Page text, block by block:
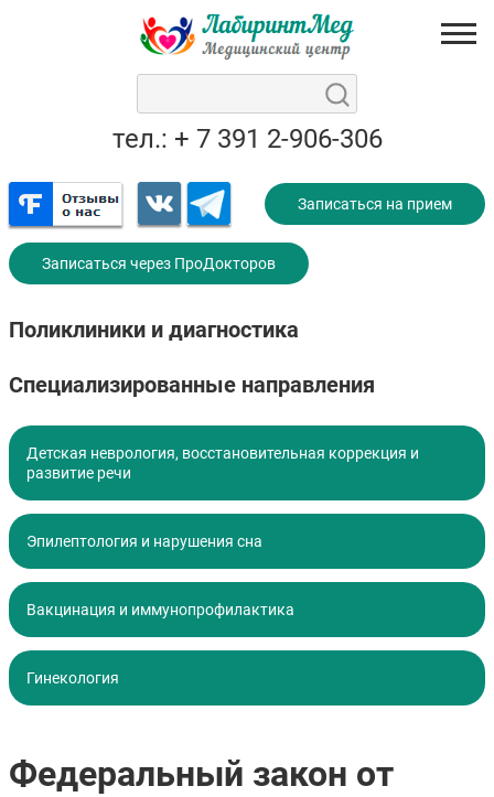
тел.: + 7 391 2-906-306
Записаться на прием
Записаться через ПроДокторов
Поликлиники и диагностика
Специализированные направления
Детская неврология, восстановительная коррекция и
развитие речи
Эпилептология и нарушения сна
Вакцинация и иммунопрофилактика
Гинекология
Федеральный закон от